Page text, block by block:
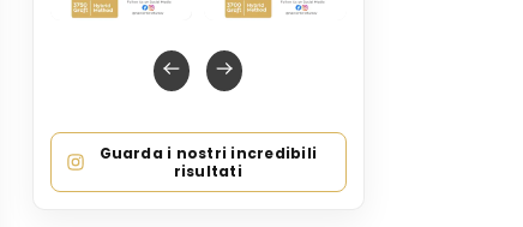
Guarda i nostri incredibili
risultati